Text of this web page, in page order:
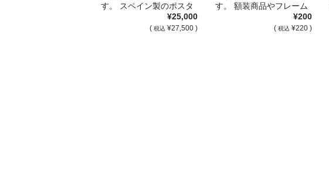
す。 スペイン製のポスタ
ーでボレルの作 […]¥25,000
( 税込 ¥27,500 )
す。 額装商品やフレーム
¥200
( 税込 ¥220 )